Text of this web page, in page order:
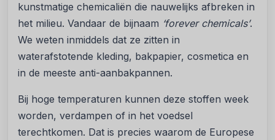
kunstmatige chemicaliën die nauwelijks afbreken in
het milieu. Vandaar de bijnaam ‘forever chemicals’.
We weten inmiddels dat ze zitten in
waterafstotende kleding, bakpapier, cosmetica en
in de meeste anti-aanbakpannen.
Bij hoge temperaturen kunnen deze stoffen week
worden, verdampen of in het voedsel
terechtkomen. Dat is precies waarom de Europese